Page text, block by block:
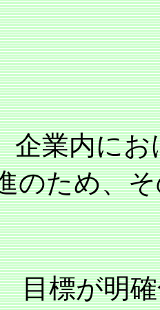
ける労
のため、
化され